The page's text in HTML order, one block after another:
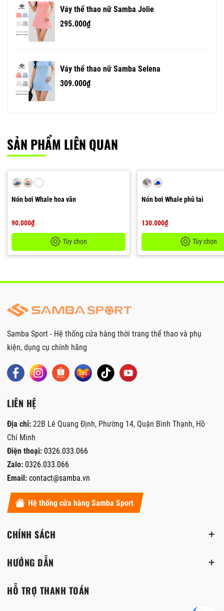
Váy thể thao nữ Samba Jolie
295.000₫
Váy thể thao nữ Samba Selena
309.000₫
SẢN PHẨM LIÊN QUAN
Nón bơi Whale hoa văn
90.000₫
Tùy chọn
Nón bơi Whale phủ tai
130.000₫
Tùy chọn
Samba Sport - Hệ thống cửa hàng thời trang thể thao và phụ
kiện, dụng cụ chính hãng
LIÊN HỆ
Địa chỉ: 22B Lê Quang Định, Phường 14, Quận Bình Thạnh, Hồ
Chí Minh
Điện thoại: 0326.033.066
Zalo: 0326.033.066
Email: contact@samba.vn
Hệ thống cửa hàng Samba Sport
CHÍNH SÁCH
HƯỚNG DẪN
HỖ TRỢ THANH TOÁN